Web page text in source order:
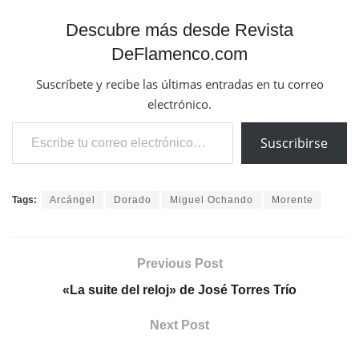
Descubre más desde Revista
DeFlamenco.com
Suscríbete y recibe las últimas entradas en tu correo
electrónico.
Escribe tu correo electrónico…
Suscribirse
Tags: Arcángel Dorado Miguel Ochando Morente
Previous Post
«La suite del reloj» de José Torres Trío
Next Post